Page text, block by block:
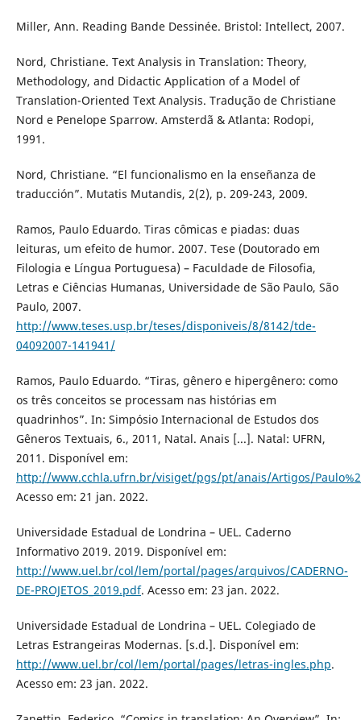
Miller, Ann. Reading Bande Dessinée. Bristol: Intellect, 2007.
Nord, Christiane. Text Analysis in Translation: Theory,
Methodology, and Didactic Application of a Model of
Translation-Oriented Text Analysis. Tradução de Christiane
Nord e Penelope Sparrow. Amsterdã & Atlanta: Rodopi,
1991.
Nord, Christiane. “El funcionalismo en la enseñanza de
traducción”. Mutatis Mutandis, 2(2), p. 209-243, 2009.
Ramos, Paulo Eduardo. Tiras cômicas e piadas: duas
leituras, um efeito de humor. 2007. Tese (Doutorado em
Filologia e Língua Portuguesa) – Faculdade de Filosofia,
Letras e Ciências Humanas, Universidade de São Paulo, São
Paulo, 2007.
http://www.teses.usp.br/teses/disponiveis/8/8142/tde-
04092007-141941/
Ramos, Paulo Eduardo. “Tiras, gênero e hipergênero: como
os três conceitos se processam nas histórias em
quadrinhos”. In: Simpósio Internacional de Estudos dos
Gêneros Textuais, 6., 2011, Natal. Anais [...]. Natal: UFRN,
2011. Disponível em:
http://www.cchla.ufrn.br/visiget/pgs/pt/anais/Artigos/
Acesso em: 21 jan. 2022.
Universidade Estadual de Londrina – UEL. Caderno
Informativo 2019. 2019. Disponível em:
http://www.uel.br/col/lem/portal/pages/arquivos/CADERNO-
DE-PROJETOS_2019.pdf. Acesso em: 23 jan. 2022.
Universidade Estadual de Londrina – UEL. Colegiado de
Letras Estrangeiras Modernas. [s.d.]. Disponível em:
http://www.uel.br/col/lem/portal/pages/letras-ingles.php.
Acesso em: 23 jan. 2022.